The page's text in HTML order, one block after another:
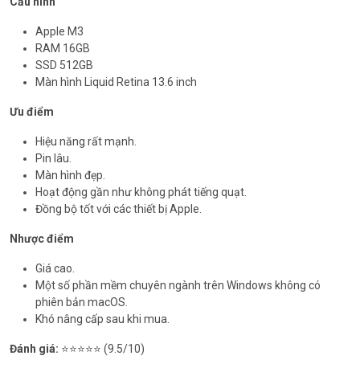
Apple M3
RAM 16GB
SSD 512GB
Màn hình Liquid Retina 13.6 inch
Ưu điểm
Hiệu năng rất mạnh.
Pin lâu.
Màn hình đẹp.
Hoạt động gần như không phát tiếng quạt.
Đồng bộ tốt với các thiết bị Apple.
Nhược điểm
Giá cao.
Một số phần mềm chuyên ngành trên Windows không có
phiên bản macOS.
Khó nâng cấp sau khi mua.
Đánh giá: ⭐⭐⭐⭐⭐ (9.5/10)